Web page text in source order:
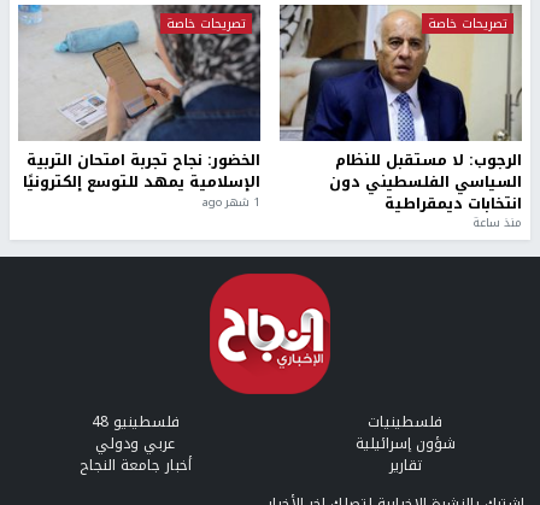
تصريحات خاصة
الرجوب: لا مستقبل للنظام
السياسي الفلسطيني دون
انتخابات ديمقراطية
منذ ساعة
تصريحات خاصة
الخضور: نجاح تجربة امتحان التربية
الإسلامية يمهد للتوسع إلكترونيًا
1 شهر ago
فلسطينيات فلسطينيو 48
شؤون إسرائيلية عربي ودولي
تقارير
أخبار جامعة النجاح